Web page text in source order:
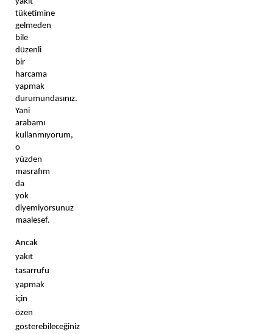
tüketimine
gelmeden
bile
düzenli
bir
harcama
yapmak
durumundasınız.
Yani
arabamı
kullanmıyorum,
o
yüzden
masrafım
da
yok
diyemiyorsunuz
maalesef.
Ancak
yakıt
tasarrufu
yapmak
için
özen
gösterebileceğiniz